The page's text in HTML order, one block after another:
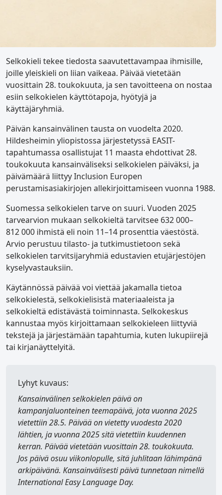
Selkokieli tekee tiedosta saavutettavampaa ihmisille,
joille yleiskieli on liian vaikeaa. Päivää vietetään
vuosittain 28. toukokuuta, ja sen tavoitteena on nostaa
esiin selkokielen käyttötapoja, hyötyjä ja
käyttäjäryhmiä.
Päivän kansainvälinen tausta on vuodelta 2020.
Hildesheimin yliopistossa järjestetyssä EASIT-
tapahtumassa osallistujat 11 maasta ehdottivat 28.
toukokuuta kansainväliseksi selkokielen päiväksi, ja
päivämäärä liittyy Inclusion Europen
perustamisasiakirjojen allekirjoittamiseen vuonna 1988.
Suomessa selkokielen tarve on suuri. Vuoden 2025
tarvearvion mukaan selkokieltä tarvitsee 632 000–
812 000 ihmistä eli noin 11–14 prosenttia väestöstä.
Arvio perustuu tilasto- ja tutkimustietoon sekä
selkokielen tarvitsijaryhmiä edustavien etujärjestöjen
kyselyvastauksiin.
Käytännössä päivää voi viettää jakamalla tietoa
selkokielestä, selkokielisistä materiaaleista ja
selkokieltä edistävästä toiminnasta. Selkokeskus
kannustaa myös kirjoittamaan selkokieleen liittyviä
tekstejä ja järjestämään tapahtumia, kuten lukupiirejä
tai kirjanäyttelyitä.
Lyhyt kuvaus:
Kansainvälinen selkokielen päiväon
kampanjaluonteinen teemapäivä, jota vuonna 2025
vietettiin 28.5. Päivää on vietetty vuodesta 2020
lähtien, ja vuonna 2025 sitä vietettiin kuudennen
kerran. Päivää vietetään vuosittain 28. toukokuuta.
Jos päivä osuu viikonlopulle, sitä juhlitaan lähimpänä
arkipäivänä. Kansainvälisesti päivä tunnetaan nimellä
International Easy Language Day.